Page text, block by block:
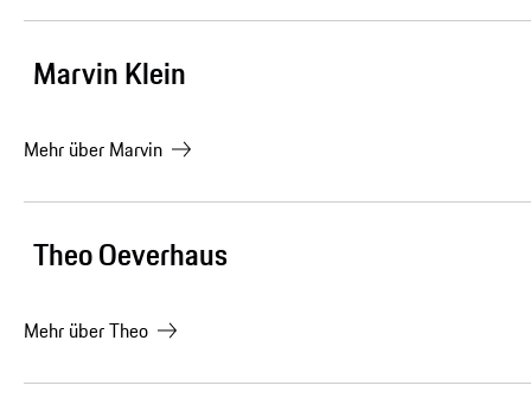
Marvin Klein
Mehr über Marvin
Theo Oeverhaus
Mehr überTheo